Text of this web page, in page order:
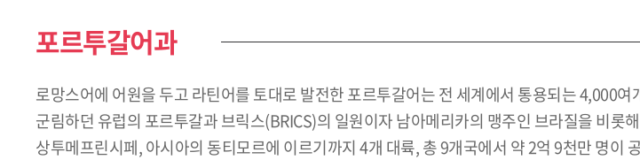
포르투갈어과
로망스어에 어원을 두고 라틴어를 토대로 발전한 포르투갈어는 전 세계에서 통용되는 4,000
군림하던 유럽의 포르투갈과 브릭스(BRICS)의 일원이자 남아메리카의 맹주인 브라질을 비
상투메프린시페, 아시아의 동티모르에 이르기까지 4개 대륙, 총 9개국에서 약 2억 9천만 명